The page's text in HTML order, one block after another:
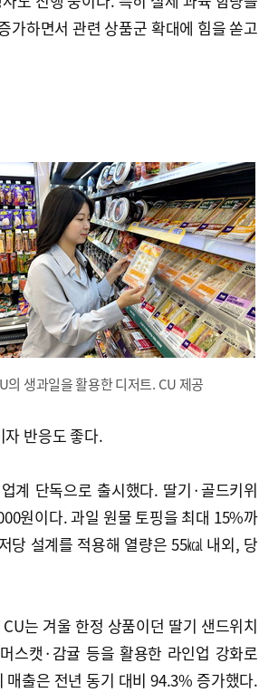
가하면서 관련 상품군 확대에 힘을 쏟고
의 생과일을 활용한 디저트. CU 제공
반응도 좋다.
계 단독으로 출시했다. 딸기·골드키위
원이다. 과일 원물 토핑을 최대 15%까
당 설계를 적용해 열량은 55㎉ 내외, 당
는 겨울 한정 상품이던 딸기 샌드위치
스캣·감귤 등을 활용한 라인업 강화로
출은 전년 동기 대비 94.3% 증가했다.